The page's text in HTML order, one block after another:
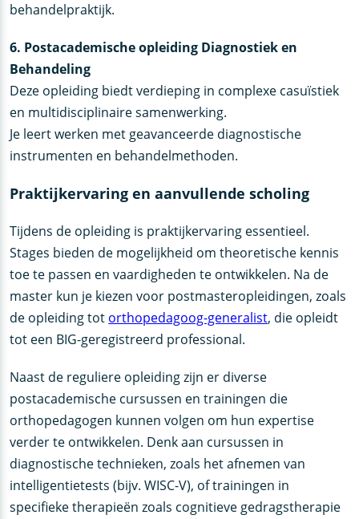
behandelpraktijk.
6. Postacademische opleiding Diagnostiek en
Behandeling
Deze opleiding biedt verdieping in complexe casuïstiek
en multidisciplinaire samenwerking.
Je leert werken met geavanceerde diagnostische
instrumenten en behandelmethoden.
Praktijkervaring en aanvullende scholing
Tijdens de opleiding is praktijkervaring essentieel.
Stages bieden de mogelijkheid om theoretische kennis
toe te passen en vaardigheden te ontwikkelen. Na de
master kun je kiezen voor postmasteropleidingen, zoals
de opleiding tot orthopedagoog-generalist, die opleidt
tot een BIG-geregistreerd professional.
Naast de reguliere opleiding zijn er diverse
postacademische cursussen en trainingen die
orthopedagogen kunnen volgen om hun expertise
verder te ontwikkelen. Denk aan cursussen in
diagnostische technieken, zoals het afnemen van
intelligentietests (bijv. WISC-V), of trainingen in
specifieke therapieën zoals cognitieve gedragstherapie